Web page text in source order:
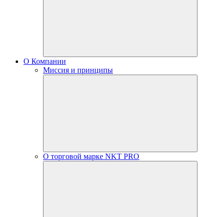
О Компании
Миссия и принципы
О торговой марке NKT PRO